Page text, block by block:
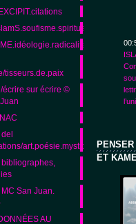
tisseurs.de.paix
écrire sur écrire ©
del
art.poésie.mystique
bibliographes,
San Juan.
AU
ET